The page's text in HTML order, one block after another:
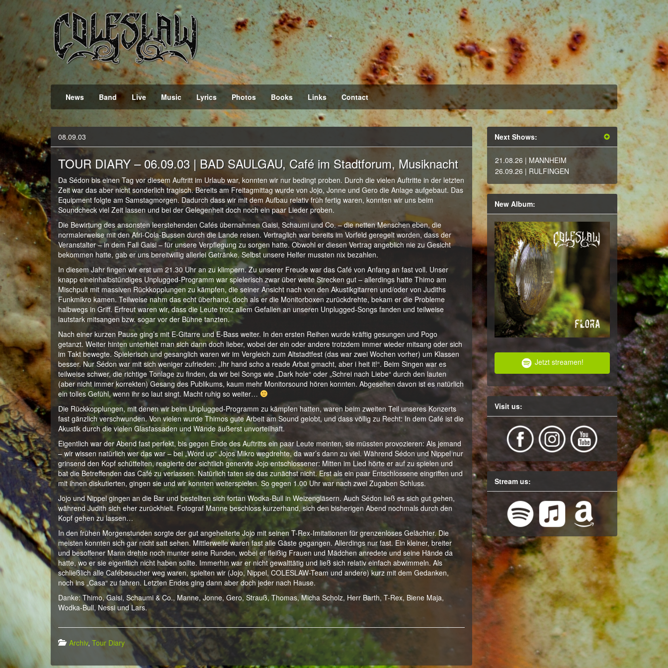
Coleslaw
Official Webpage
News Band Live Music Lyrics Photos Books Links Contact
08.09.03
TOUR DIARY – 06.09.03 | BAD SAULGAU, Café im Stadtforum, Musiknacht
Da Sédon bis einen Tag vor diesem Auftritt im Urlaub war, konnten wir nur bedingt proben. Durch die vielen Auftritte in der letzten
Zeit war das aber nicht sonderlich tragisch. Bereits am Freitagmittag wurde von Jojo, Jonne und Gero die Anlage aufgebaut. Das
Equipment folgte am Samstagmorgen. Dadurch dass wir mit dem Aufbau relativ früh fertig waren, konnten wir uns beim
Soundcheck viel Zeit lassen und bei der Gelegenheit doch noch ein paar Lieder proben.
Die Bewirtung des ansonsten leerstehenden Cafés übernahmen Gaisi, Schaumi und Co. – die netten Menschen eben, die
normalerweise mit den Afri-Cola-Bussen durch die Lande reisen. Vertraglich war bereits im Vorfeld geregelt worden, dass der
Veranstalter – in dem Fall Gaisi – für unsere Verpflegung zu sorgen hatte. Obwohl er diesen Vertrag angeblich nie zu Gesicht
bekommen hatte, gab er uns bereitwillig allerlei Getränke. Selbst unsere Helfer mussten nix bezahlen.
In diesem Jahr fingen wir erst um 21.30 Uhr an zu klimpern. Zu unserer Freude war das Café von Anfang an fast voll. Unser
knapp eineinhalbstündiges Unplugged-Programm war spielerisch zwar über weite Strecken gut – allerdings hatte Thimo am
Mischpult mit massiven Rückkopplungen zu kämpfen, die seiner Ansicht nach von den Akustikgitarren und/oder von Judiths
Funkmikro kamen. Teilweise nahm das echt überhand, doch als er die Monitorboxen zurückdrehte, bekam er die Probleme
halbwegs in Griff. Erfreut waren wir, dass die Leute trotz allem Gefallen an unseren Unplugged-Songs fanden und teilweise
lautstark mitsangen bzw. sogar vor der Bühne tanzten.
Nach einer kurzen Pause ging’s mit E-Gitarre und E-Bass weiter. In den ersten Reihen wurde kräftig gesungen und Pogo
getanzt. Weiter hinten unterhielt man sich dann doch lieber, wobei der ein oder andere trotzdem immer wieder mitsang oder sich
im Takt bewegte. Spielerisch und gesanglich waren wir im Vergleich zum Altstadtfest (das war zwei Wochen vorher) um Klassen
besser. Nur Sédon war mit sich weniger zufrieden: „Ihr hand scho a reade Arbat gmacht, aber i heit it!“. Beim Singen war es
teilweise schwer, die richtige Tonlage zu finden, da wir bei Songs wie „Dark hole“ oder „Schrei nach Liebe“ durch den lauten
(aber nicht immer korrekten) Gesang des Publikums, kaum mehr Monitorsound hören konnten. Abgesehen davon ist es natürlich
ein tolles Gefühl, wenn ihr so laut singt. Macht ruhig so weiter…
Die Rückkopplungen, mit denen wir beim Unplugged-Programm zu kämpfen hatten, waren beim zweiten Teil unseres Konzerts
fast gänzlich verschwunden. Von vielen wurde Thimos gute Arbeit am Sound gelobt, und dass völlig zu Recht: In dem Café ist die
Akustik durch die vielen Glasfassaden und Wände äußerst unvorteilhaft.
Eigentlich war der Abend fast perfekt, bis gegen Ende des Auftritts ein paar Leute meinten, sie müssten provozieren: Als jemand
– wir wissen natürlich wer das war – bei „Word up“ Jojos Mikro wegdrehte, da war’s dann zu viel. Während Sédon und Nippel nur
grinsend den Kopf schüttelten, reagierte der sichtlich genervte Jojo entschlossener: Mitten im Lied hörte er auf zu spielen und
bat die Betreffenden das Café zu verlassen. Natürlich taten sie das zunächst nicht. Erst als ein paar Entschlossene eingriffen und
mit ihnen diskutierten, gingen sie und wir konnten weiterspielen. So gegen 1.00 Uhr war nach zwei Zugaben Schluss.
Jojo und Nippel gingen an die Bar und bestellten sich fortan Wodka-Bull in Weizengläsern. Auch Sédon ließ es sich gut gehen,
während Judith sich eher zurückhielt. Fotograf Manne beschloss kurzerhand, sich den bisherigen Abend nochmals durch den
Kopf gehen zu lassen…
In den frühen Morgenstunden sorgte der gut angeheiterte Jojo mit seinen T-Rex-Imitationen für grenzenloses Gelächter. Die
meisten konnten sich gar nicht satt sehen. Mittlerweile waren fast alle Gäste gegangen. Allerdings nur fast. Ein kleiner, breiter
und besoffener Mann drehte noch munter seine Runden, wobei er fleißig Frauen und Mädchen anredete und seine Hände da
hatte, wo er sie eigentlich nicht haben sollte. Immerhin war er nicht gewalttätig und ließ sich relativ einfach abwimmeln. Als
schließlich alle Cafébesucher weg waren, spielten wir (Jojo, Nippel, COLESLAW-Team und andere) kurz mit dem Gedanken,
noch ins „Casa“ zu fahren. Letzten Endes ging dann aber doch jeder nach Hause.
Danke: Thimo, Gaisi, Schaumi & Co., Manne, Jonne, Gero, Strauß, Thomas, Micha Scholz, Herr Barth, T-Rex, Biene Maja,
Wodka-Bull, Nessi und Lars.
Archiv, Tour Diary
Next Shows:
21.08.26 | MANNHEIM
26.09.26 | RULFINGEN
New Album:
Jetzt streamen!
Visit us:
Stream us: